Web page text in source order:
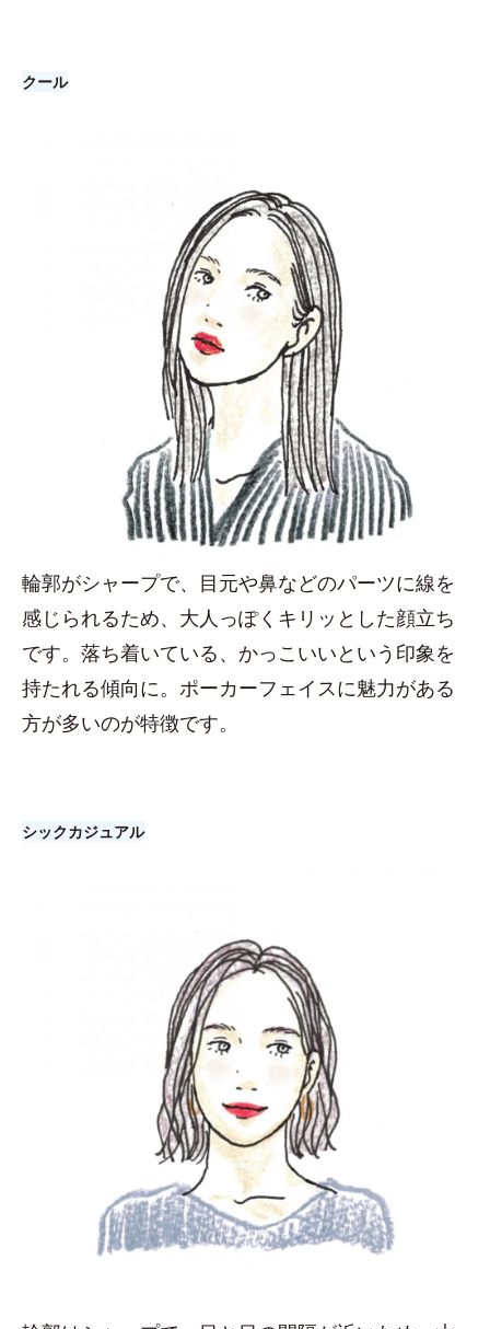
クール
輪郭がシャープで、目元や鼻などのパーツに線を
感じられるため、大人っぽくキリッとした顔立ち
です。落ち着いている、かっこいいという印象を
持たれる傾向に。ポーカーフェイスに魅力がある
方が多いのが特徴です。
シックカジュアル